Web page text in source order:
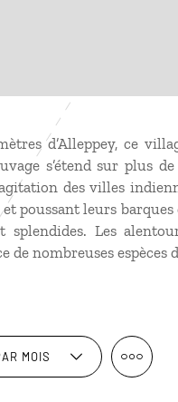
d’Alleppey, ce
s’étend sur plus
des villes
poussant leurs barques
Les
nombreuses espèces
MOIS